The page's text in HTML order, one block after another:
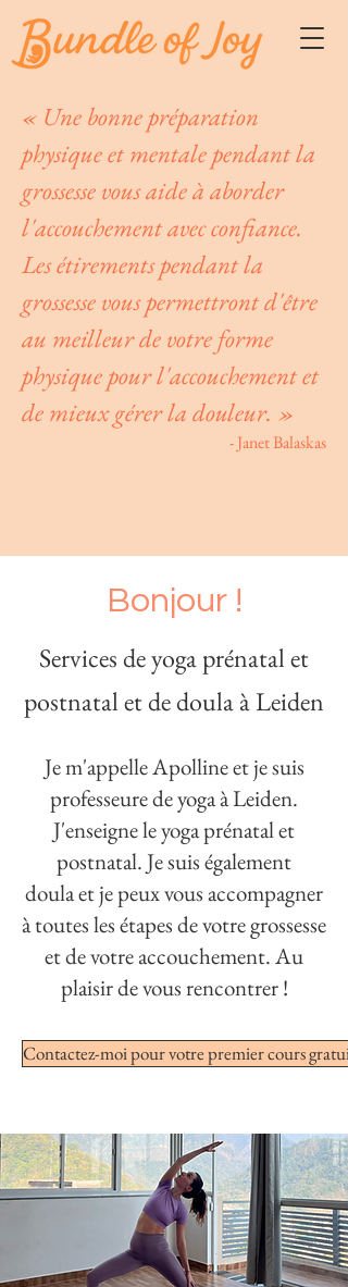
« Une bonne préparation
physique et mentale pendant la
grossesse vous aide à aborder
l'accouchement avec confiance.
Les étirements pendant la
grossesse vous permettront d'être
au meilleur de votre forme
physique pour l'accouchement et
de mieux gérer la douleur. »
- Janet Balaskas
Bonjour !
Services de yoga prénatal et
postnatal et de doula à Leiden
Je m'appelle Apolline et je suis
professeure de yoga à Leiden.
J'enseigne le yoga prénatal et
postnatal. Je suis également
doula et je peux vous accompagner
à toutes les étapes de votre grossesse
et de votre accouchement. Au
plaisir de vous rencontrer !
Contactez-moi pour votre premier cours gratuit